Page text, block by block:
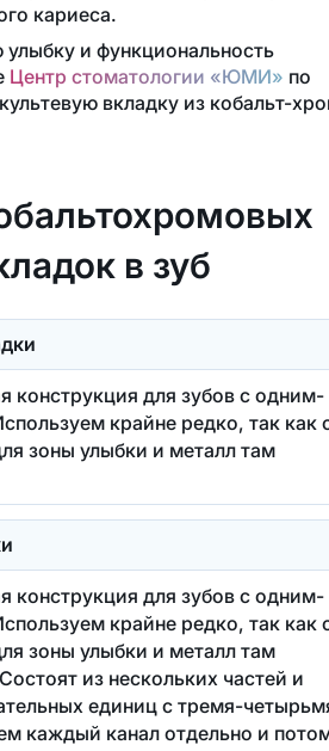
кариеса.
и функциональность
Центр стоматологии «ЮМИ» по
вкладку из кобальт-
в зуб
конструкция для зубов с одним-
крайне редко, так как
зоны улыбки и металл там
конструкция для зубов с одним-
крайне редко, так как
зоны улыбки и металл там
из нескольких частей и
единиц с тремя-
каждый канал отдельно и